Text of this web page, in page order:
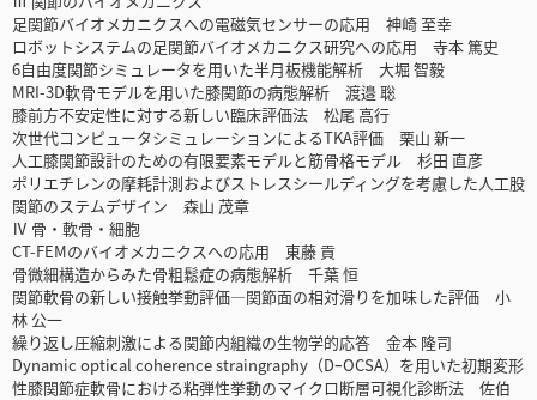
足関節バイオメカニクスへの電磁気センサーの応用 神崎 至幸
ロボットシステムの足関節バイオメカニクス研究への応用 寺本 篤史
6自由度関節シミュレータを用いた半月板機能解析 大堀 智毅
MRI-3D軟骨モデルを用いた膝関節の病態解析 渡邉 聡
膝前方不安定性に対する新しい臨床評価法 松尾 高行
次世代コンピュータシミュレーションによるTKA評価 栗山 新一
人工膝関節設計のための有限要素モデルと筋骨格モデル 杉田 直彦
ポリエチレンの摩耗計測およびストレスシールディングを考慮した人工股
関節のステムデザイン 森山 茂章
Ⅳ 骨・軟骨・細胞
CT-FEMのバイオメカニクスへの応用 東藤 貢
骨微細構造からみた骨粗鬆症の病態解析 千葉 恒
関節軟骨の新しい接触挙動評価―関節面の相対滑りを加味した評価 小
林 公一
繰り返し圧縮刺激による関節内組織の生物学的応答 金本 隆司
Dynamic optical coherence straingraphy（DｰOCSA）を用いた初期変形
性膝関節症軟骨における粘弾性挙動のマイクロ断層可視化診断法 佐伯